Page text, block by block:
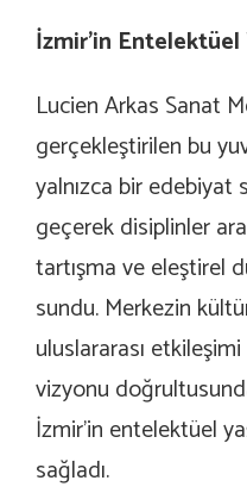
İzmir’in
Lucien Arkas Sanat
gerçekleştirilen bu
yalnızca bir edebiyat
geçerek disiplinler
tartışma ve eleştirel
sundu. Merkezin
uluslararası
vizyonu
İzmir’in entelektüel
sağladı.